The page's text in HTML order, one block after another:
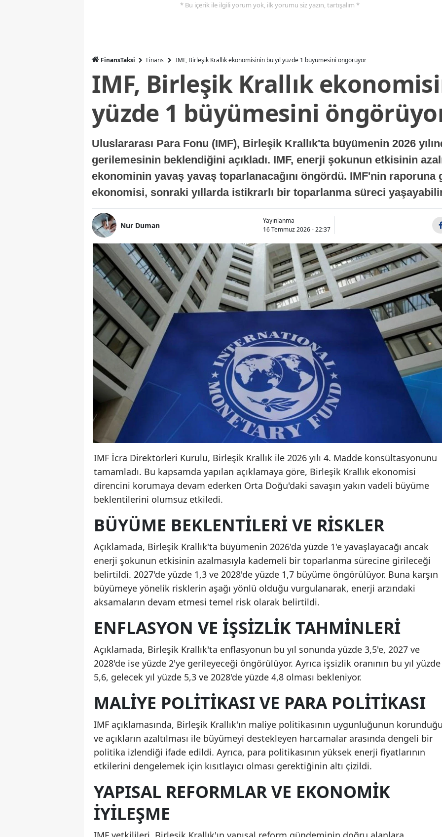
* Bu içerik ile ilgili yorum yok, ilk yorumu siz yazın, tartışalım *
FinansTaksi Finans IMF, Birleşik Krallık ekonomisinin bu yıl yüzde 1 büyümesini öngörüyor
IMF, Birleşik Krallık
yüzde 1 büyümesini
Uluslararası Para Fonu (IMF), Birleşik Krallık'ta büyümenin 2026
gerilemesinin beklendiğini açıkladı. IMF, enerji şokunun etkisinin
ekonominin yavaş yavaş toparlanacağını öngördü. IMF'nin raporuna
ekonomisi, sonraki yıllarda istikrarlı bir toparlanma süreci
Nur Duman
Yayınlanma
16 Temmuz 2026 - 22:37
IMF İcra Direktörleri Kurulu, Birleşik Krallık ile 2026 yılı 4. Madde konsültasyonunu
tamamladı. Bu kapsamda yapılan açıklamaya göre, Birleşik Krallık ekonomisi
direncini korumaya devam ederken Orta Doğu'daki savaşın yakın vadeli büyüme
beklentilerini olumsuz etkiledi.
BÜYÜME BEKLENTILERI VE RISKLER
Açıklamada, Birleşik Krallık'ta büyümenin 2026'da yüzde 1'e yavaşlayacağı ancak
enerji şokunun etkisinin azalmasıyla kademeli bir toparlanma sürecine girileceği
belirtildi. 2027'de yüzde 1,3 ve 2028'de yüzde 1,7 büyüme öngörülüyor. Buna karşın
büyümeye yönelik risklerin aşağı yönlü olduğu vurgulanarak, enerji arzındaki
aksamaların devam etmesi temel risk olarak belirtildi.
ENFLASYON VE İŞSIZLIK TAHMINLERI
Açıklamada, Birleşik Krallık'ta enflasyonun bu yıl sonunda yüzde 3,5'e, 2027 ve
2028'de ise yüzde 2'ye gerileyeceği öngörülüyor. Ayrıca işsizlik oranının bu yıl yüzde
5,6, gelecek yıl yüzde 5,3 ve 2028'de yüzde 4,8 olması bekleniyor.
MALIYE POLITIKASI VE PARA POLITIKASI
IMF açıklamasında, Birleşik Krallık'ın maliye politikasının uygunluğunun
ve açıkların azaltılması ile büyümeyi destekleyen harcamalar arasında dengeli bir
politika izlendiği ifade edildi. Ayrıca, para politikasının yüksek enerji fiyatlarının
etkilerini dengelemek için kısıtlayıcı olması gerektiğinin altı çizildi.
YAPISAL REFORMLAR VE EKONOMIK
İYILEŞME